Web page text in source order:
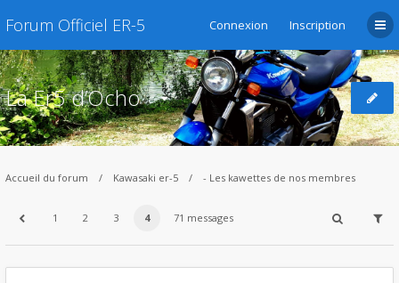
Forum Officiel ER-5 Connexion Inscription
La Er5 d’Ocho
Accueil du forum Kawasaki er-5 - Les kawettes de nos membres
1 2 3 4 71 messages